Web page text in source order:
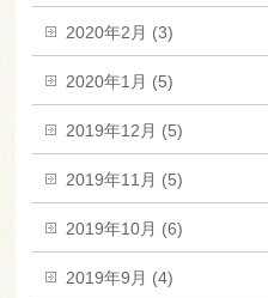
2020年2月 (3)
2020年1月 (5)
2019年12月 (5)
2019年11月 (5)
2019年10月 (6)
2019年9月 (4)